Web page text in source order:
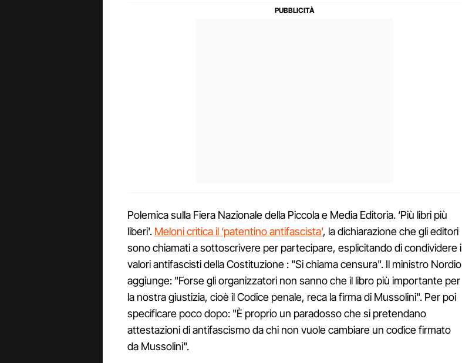
Polemica sulla Fiera Nazionale della Piccola e Media Editoria. ‘Più libri più
liberi'. Meloni critica il ‘patentino antifascista', la dichiarazione che gli editori
sono chiamati a sottoscrivere per partecipare, esplicitando di condividere i
valori antifascisti della Costituzione : "Si chiama censura". Il ministro Nordio
aggiunge: "Forse gli organizzatori non sanno che il libro più importante per
la nostra giustizia, cioè il Codice penale, reca la firma di Mussolini". Per poi
specificare poco dopo: "È proprio un paradosso che si pretendano
attestazioni di antifascismo da chi non vuole cambiare un codice firmato
da Mussolini".